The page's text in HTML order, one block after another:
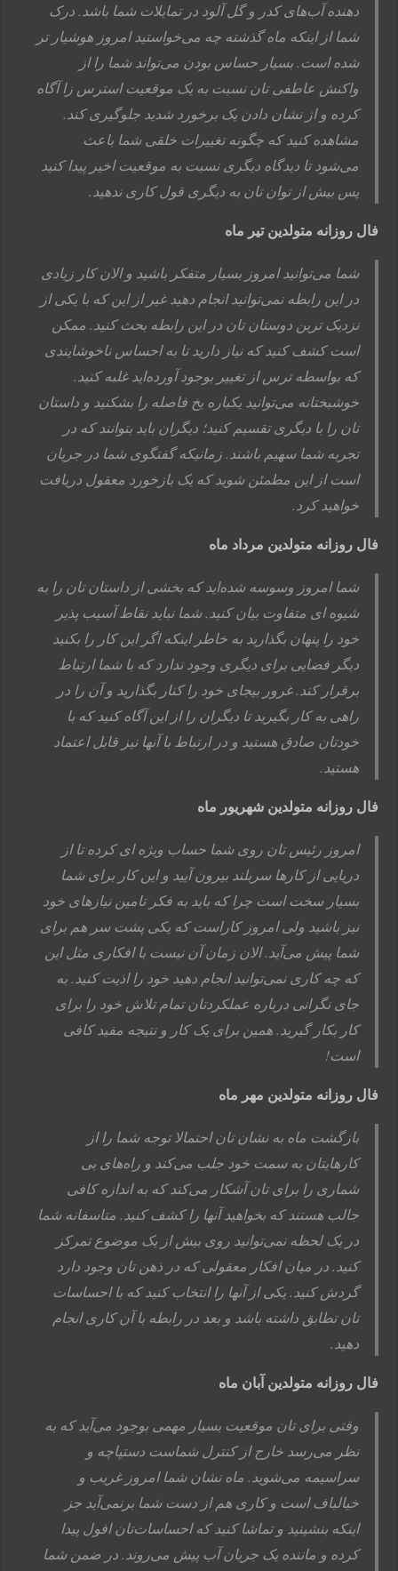
دهنده آب‌های کدر و گل آلود در تمایلات شما باشد. درک
شما از اینکه ماه گذشته چه می‌خواستید امروز هوشیار تر
شده است. بسيار حساس بودن می‌تواند شما را از
واکنش عاطفی تان نسبت به یک موقعیت استرس زا آگاه
کرده و از نشان دادن یک برخورد شدید جلوگیری کند.
مشاهده کنید که چگونه تغییرات خلقی شما باعث
می‌شود تا دیدگاه دیگری نسبت به موقعیت اخیر پیدا کنید
پس بیش از توان تان به دیگری قول کاری ندهید.
فال روزانه متولدین تیر ماه
شما می‌توانید امروز بسیار متفکر باشید و الان کار زیادی
در این رابطه نمی‌توانید انجام دهید غیر از این که با یکی از
نزدیک ترین دوستان تان در این رابطه بحث کنید. ممکن
است کشف کنید که نیاز دارید تا به احساس ناخوشایندی
که بواسطه ترس از تغییر بوجود آورده‌اید غلبه کنید.
خوشبختانه می‌توانید یکباره یخ فاصله را بشکنید و داستان
تان را با دیگری تقسیم کنید؛ دیگران باید بتوانند که در
تجربه شما سهیم باشند. زمانیکه گفتگوی شما در جریان
است از این مطمئن شوید که یک بازخورد معقول دریافت
خواهید کرد.
فال روزانه متولدین مرداد ماه
شما امروز وسوسه شده‌اید که بخشی از داستان تان را به
شیوه ای متفاوت بیان کنید. شما نباید نقاط آسیب پذیر
خود را پنهان بگذارید به خاطر اینکه اگر این کار را بکنید
دیگر فضایی برای دیگری وجود ندارد که با شما ارتباط
برقرار کند. غرور بیجای خود را کنار بگذارید و آن را در
راهی به کار بگیرید تا دیگران را از این آگاه کنید که با
خودتان صادق هستید و در ارتباط با آنها نیز قابل اعتماد
هستید.
فال روزانه متولدین شهریور ماه
امروز رئیس تان روی شما حساب ویژه ای کرده تا از
دریایی از کارها سربلند بیرون آیید و این کار برای شما
بسیار سخت است چرا که باید به فکر تامین نیازهای خود
نیز باشید ولی امروز کاراست که یکی پشت سر هم برای
شما پیش می‌آید. الان زمان آن نیست با افکاری مثل این
که چه کاری نمی‌توانید انجام دهید خود را اذیت کنید. به
جای نگرانی درباره عملکردتان تمام تلاش خود را برای
کار بکار گیرید. همین برای یک کار و نتیجه مفید کافی
است!
فال روزانه متولدین مهر ماه
بازگشت ماه به نشان تان احتمالا توجه شما را از
کارهایتان به سمت خود جلب می‌کند و راه‌های بی
شماری را برای تان آشکار می‌کند که به اندازه کافی
جالب هستند که بخواهید آنها را کشف کنید. متاسفانه شما
در یک لحظه نمی‌توانید روی بیش از یک موضوع تمرکز
کنید. در میان افکار معقولی که در ذهن تان وجود دارد
گردش کنید. یکی از آنها را انتخاب کنید که با احساسات
تان تطابق داشته باشد و بعد در رابطه با آن کاری انجام
دهید.
فال روزانه متولدین آبان ماه
وقتی برای تان موقعیت بسیار مهمی بوجود می‌آید که به
نظر می‌رسد خارج از کنترل شماست دستپاچه و
سراسیمه می‌شوید. ماه نشان شما امروز غریب و
خیالباف است و کاری هم از دست شما برنمی‌آید جز
اینکه بنشینید و تماشا کنید که احساسات‌تان افول پیدا
کرده و ماننده یک جریان آب پیش می‌روند. در ضمن شما